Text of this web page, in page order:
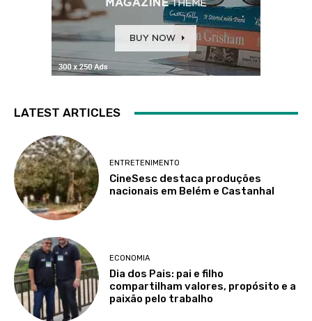
LATEST ARTICLES
ENTRETENIMENTO
CineSesc destaca produções
nacionais em Belém e Castanhal
ECONOMIA
Dia dos Pais: pai e filho
compartilham valores, propósito e a
paixão pelo trabalho